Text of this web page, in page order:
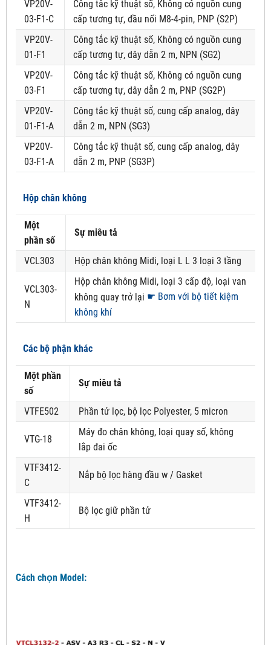
VP20V-
03-F1-C
Công tắc kỹ thuật số, Không có nguồn cung
cấp tương tự, đầu nối M8-4-pin, PNP (S2P)
VP20V-
01-F1
Công tắc kỹ thuật số, Không có nguồn cung
cấp tương tự, dây dẫn 2 m, NPN (SG2)
VP20V-
03-F1
Công tắc kỹ thuật số, Không có nguồn cung
cấp tương tự, dây dẫn 2 m, PNP (SG2P)
VP20V-
01-F1-A
Công tắc kỹ thuật số, cung cấp analog, dây
dẫn 2 m, NPN (SG3)
VP20V-
03-F1-A
Công tắc kỹ thuật số, cung cấp analog, dây
dẫn 2 m, PNP (SG3P)
Hộp chân không
Một
phần số
Sự miêu tả
VCL303 Hộp chân không Midi, loại L L 3 loại 3 tầng
VCL303-
N
Hộp chân không Midi, loại 3 cấp độ, loại van
không quay trở lại ☛ Bơm với bộ tiết kiệm
không khí
Các bộ phận khác
Một phần
số
Sự miêu tả
VTFE502 Phần tử lọc, bộ lọc Polyester, 5 micron
VTG-18
Máy đo chân không, loại quay số, không
lắp đai ốc
VTF3412-
C
Nắp bộ lọc hàng đầu w / Gasket
VTF3412-
H
Bộ lọc giữ phần tử
Cách chọn Model: